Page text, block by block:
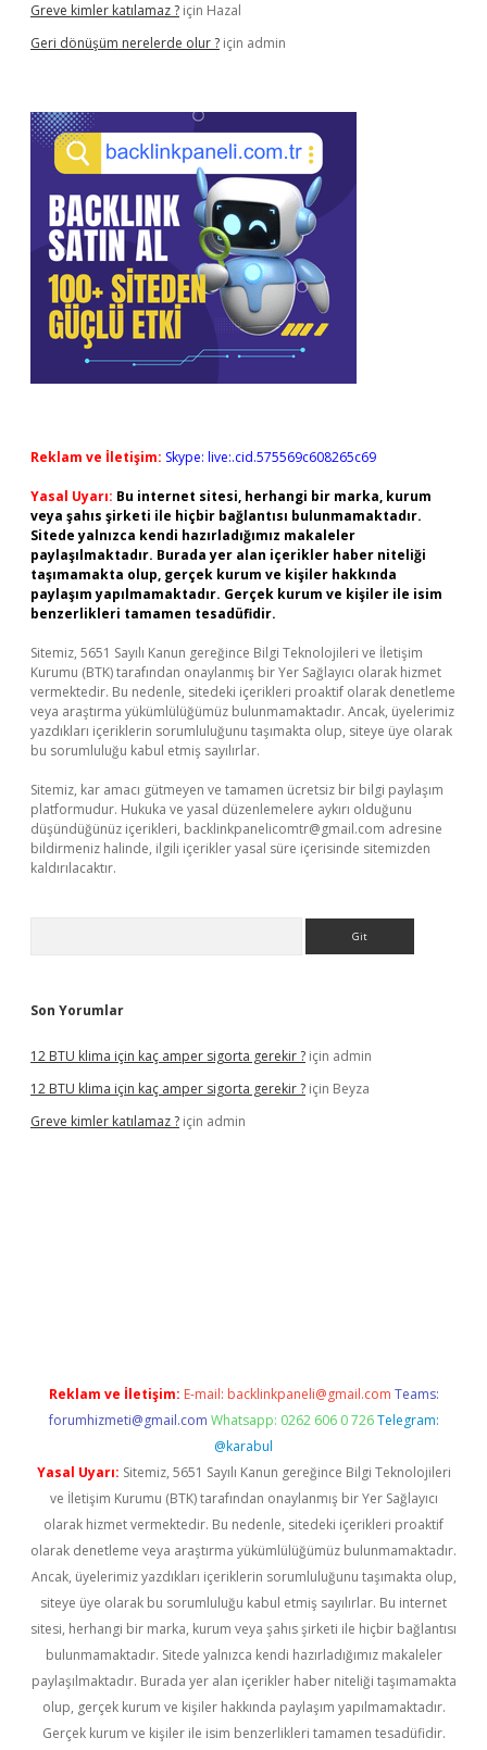
Greve kimler katılamaz ? için Hazal
Geri dönüşüm nerelerde olur ? için admin
Reklam ve İletişim: Skype: live:.cid.575569c608265c69
Yasal Uyarı: Bu internet sitesi, herhangi bir marka, kurum
veya şahıs şirketi ile hiçbir bağlantısı bulunmamaktadır.
Sitede yalnızca kendi hazırladığımız makaleler
paylaşılmaktadır. Burada yer alan içerikler haber niteliği
taşımamakta olup, gerçek kurum ve kişiler hakkında
paylaşım yapılmamaktadır. Gerçek kurum ve kişiler ile isim
benzerlikleri tamamen tesadüfidir.
Sitemiz, 5651 Sayılı Kanun gereğince Bilgi Teknolojileri ve İletişim
Kurumu (BTK) tarafından onaylanmış bir Yer Sağlayıcı olarak hizmet
vermektedir. Bu nedenle, sitedeki içerikleri proaktif olarak denetleme
veya araştırma yükümlülüğümüz bulunmamaktadır. Ancak, üyelerimiz
yazdıkları içeriklerin sorumluluğunu taşımakta olup, siteye üye olarak
bu sorumluluğu kabul etmiş sayılırlar.
Sitemiz, kar amacı gütmeyen ve tamamen ücretsiz bir bilgi paylaşım
platformudur. Hukuka ve yasal düzenlemelere aykırı olduğunu
düşündüğünüz içerikleri, backlinkpanelicomtr@gmail.com adresine
bildirmeniz halinde, ilgili içerikler yasal süre içerisinde sitemizden
kaldırılacaktır.
Son Yorumlar
12 BTU klima için kaç amper sigorta gerekir ? için admin
12 BTU klima için kaç amper sigorta gerekir ? için Beyza
Greve kimler katılamaz ? için admin
Reklam ve İletişim: E-mail: backlinkpaneli@gmail.com Teams:
forumhizmeti@gmail.com Whatsapp: 0262 606 0 726 Telegram:
@karabul
Yasal Uyarı: Sitemiz, 5651 Sayılı Kanun gereğince Bilgi Teknolojileri
ve İletişim Kurumu (BTK) tarafından onaylanmış bir Yer Sağlayıcı
olarak hizmet vermektedir. Bu nedenle, sitedeki içerikleri proaktif
olarak denetleme veya araştırma yükümlülüğümüz bulunmamaktadır.
Ancak, üyelerimiz yazdıkları içeriklerin sorumluluğunu taşımakta olup,
siteye üye olarak bu sorumluluğu kabul etmiş sayılırlar. Bu internet
sitesi, herhangi bir marka, kurum veya şahıs şirketi ile hiçbir bağlantısı
bulunmamaktadır. Sitede yalnızca kendi hazırladığımız makaleler
paylaşılmaktadır. Burada yer alan içerikler haber niteliği taşımamakta
olup, gerçek kurum ve kişiler hakkında paylaşım yapılmamaktadır.
Gerçek kurum ve kişiler ile isim benzerlikleri tamamen tesadüfidir.